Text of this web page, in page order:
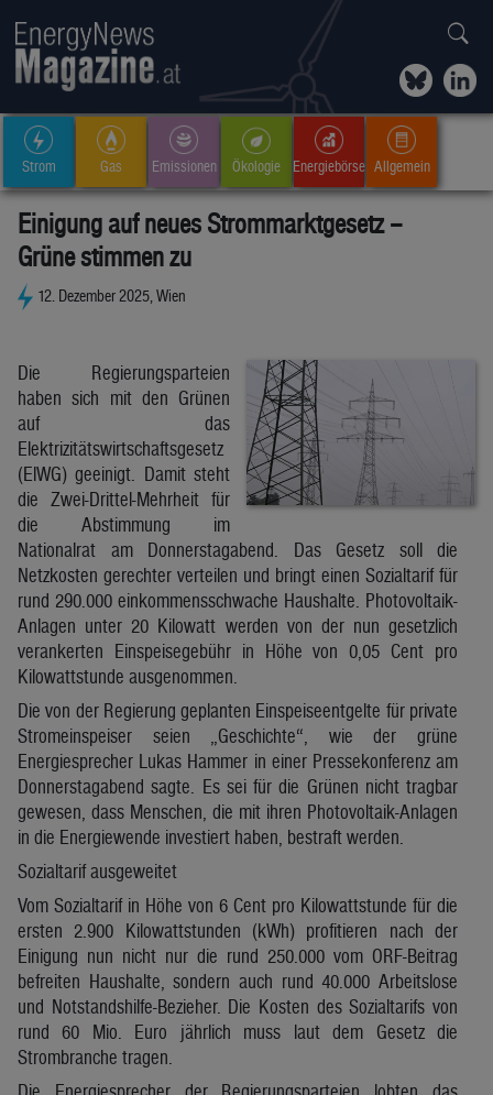
Strom Gas Emissionen Ökologie Energiebörse Allgemein
Einigung auf neues Strommarktgesetz –
Grüne stimmen zu
12. Dezember 2025, Wien
Die Regierungsparteien
haben sich mit den Grünen
auf das
Elektrizitätswirtschaftsgesetz
(ElWG) geeinigt. Damit steht
die Zwei-Drittel-Mehrheit für
die Abstimmung im
Nationalrat am Donnerstagabend. Das Gesetz soll die
Netzkosten gerechter verteilen und bringt einen Sozialtarif für
rund 290.000 einkommensschwache Haushalte. Photovoltaik-
Anlagen unter 20 Kilowatt werden von der nun gesetzlich
verankerten Einspeisegebühr in Höhe von 0,05 Cent pro
Kilowattstunde ausgenommen.
Die von der Regierung geplanten Einspeiseentgelte für private
Stromeinspeiser seien „Geschichte“, wie der grüne
Energiesprecher Lukas Hammer in einer Pressekonferenz am
Donnerstagabend sagte. Es sei für die Grünen nicht tragbar
gewesen, dass Menschen, die mit ihren Photovoltaik-Anlagen
in die Energiewende investiert haben, bestraft werden.
Sozialtarif ausgeweitet
Vom Sozialtarif in Höhe von 6 Cent pro Kilowattstunde für die
ersten 2.900 Kilowattstunden (kWh) profitieren nach der
Einigung nun nicht nur die rund 250.000 vom ORF-Beitrag
befreiten Haushalte, sondern auch rund 40.000 Arbeitslose
und Notstandshilfe-Bezieher. Die Kosten des Sozialtarifs von
rund 60 Mio. Euro jährlich muss laut dem Gesetz die
Strombranche tragen.